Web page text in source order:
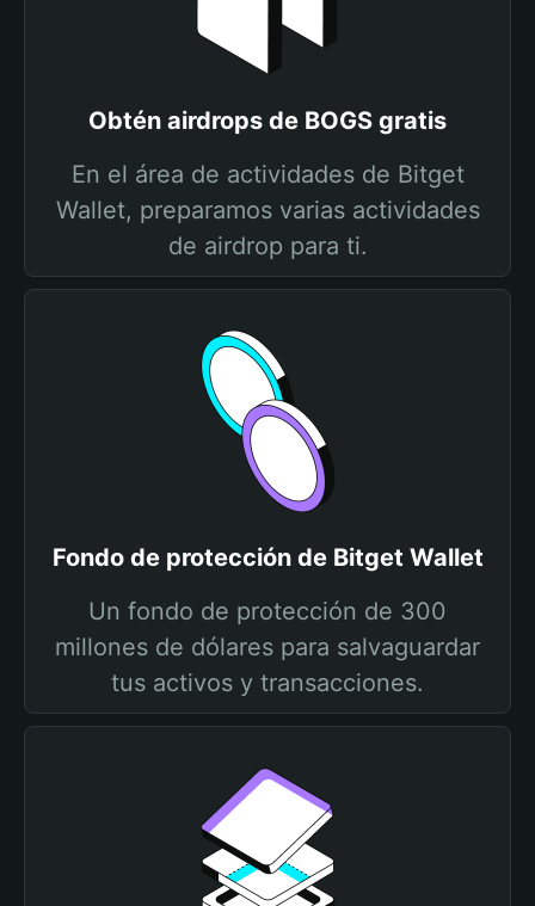
Obtén airdrops de BOGS gratis
En el área de actividades de Bitget
Wallet, preparamos varias actividades
de airdrop para ti.
Fondo de protección de Bitget Wallet
Un fondo de protección de 300
millones de dólares para salvaguardar
tus activos y transacciones.